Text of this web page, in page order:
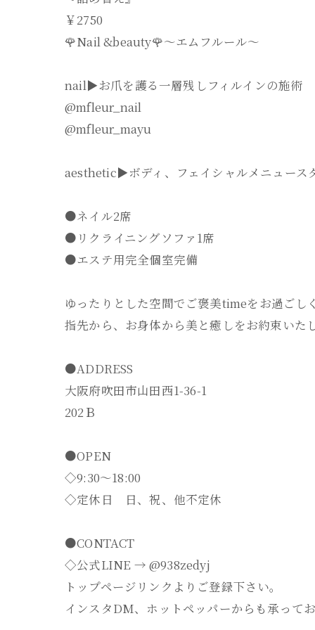
￥2750
🌹Nail &beauty🌹〜エムフルール〜
nail▶︎お爪を護る一層残しフィルインの施術
@mfleur_nail
@mfleur_mayu
aesthetic▶︎ボディ、フェイシャルメニュース
●ネイル2席
●リクライニングソファ1席
●エステ用完全個室完備
ゆったりとした空間でご褒美timeをお過ごし
指先から、お身体から美と癒しをお約束いたし
●ADDRESS
大阪府吹田市山田西1-36-1
202Ｂ
●OPEN
◇9:30～18:00
◇定休日 日、祝、他不定休
●CONTACT
◇公式LINE → @938zedyj
トップページリンクよりご登録下さい。
インスタDM、ホットペッパーからも承ってお